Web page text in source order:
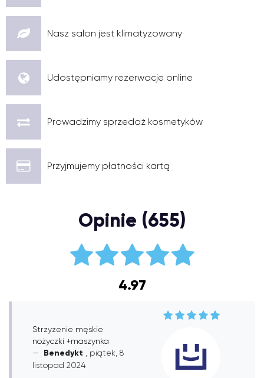
Nasz salon jest klimatyzowany
Udostępniamy rezerwacje online
Prowadzimy sprzedaż kosmetyków
Przyjmujemy płatności kartą
Opinie (655)
4.97
Strzyżenie męskie
nożyczki +maszynka
Benedykt
, piątek, 8
listopad 2024